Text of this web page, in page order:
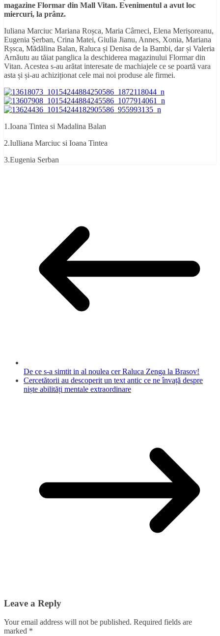
magazine Flormar din Mall Vitan. Evenimentul a avut loc
miercuri, la prânz.
Iuliana Marciuc Mariana Roșca, Maria Cârneci, Elena Merișoreanu,
Eugenia Șerban, Crina Matei, Giulia Jianu, Annes, Xonia, Mariana
Rșsca, Mădălina Balan, Raluca și Denisa de la Bambi, dar și Valeria
Arnăutu au tăiat panglica la deschiderea magazinului Flormar din
Vitan. Acestea s-au arătat interesate de machiajele ce se poartă vara
asta și și-au achiziționat cele mai noi produse ale firmei.
1.Ioana Tintea si Madalina Balan
2.Iulliana Marciuc si Ioana Tintea
3.Eugenia Serban
De ce s-a simtit in al noulea cer Raluca Zenga la Brasov!
Cercetătorii au descoperit un text antic ce ne învață despre
niște abilități mentale extraordinare
Leave a Reply
Your email address will not be published. Required fields are
marked *